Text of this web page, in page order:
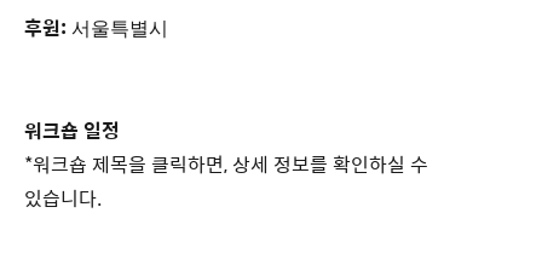
후원: 서울특별시
워크숍 일정
*워크숍 제목을 클릭하면, 상세 정보를 확인하실 수
있습니다.